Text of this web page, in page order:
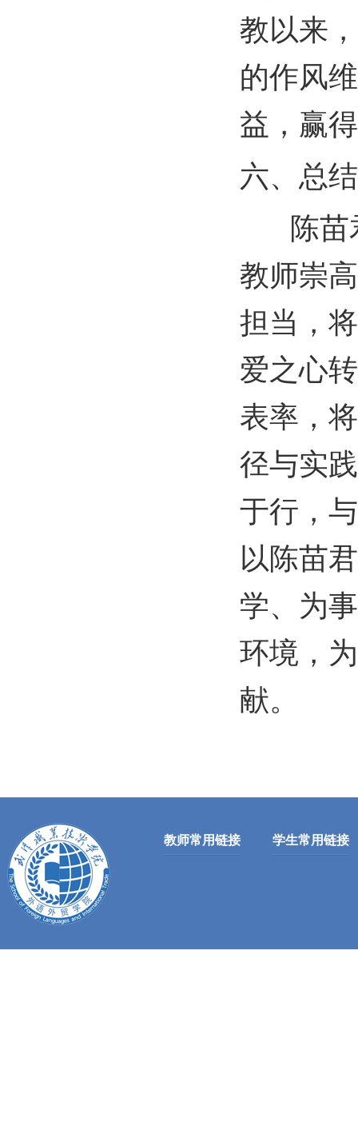
教以来
的作风
益，赢
六、总
陈苗君
教师崇
担当，
爱之心
表率，
径与实
于行，
以陈苗
学、为
环境，
献。
教师常用链接 学生常用链接